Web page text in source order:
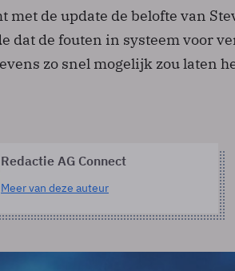
met de update de belofte van
dat de fouten in systeem voor
zo snel mogelijk zou laten
Redactie AG Connect
Meer van deze auteur